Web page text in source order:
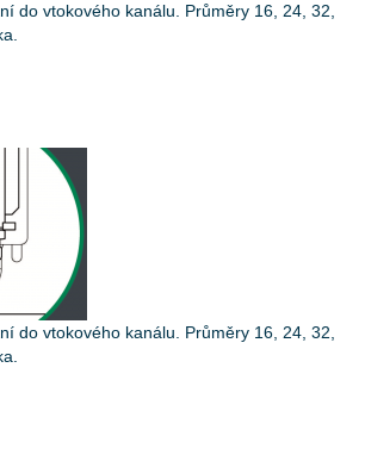
do vtokového kanálu. Průměry 16, 24, 32,
do vtokového kanálu. Průměry 16, 24, 32,